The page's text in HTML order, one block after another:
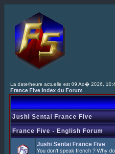
La date/heure actuelle est 09 Ao� 2026,
France Five Index du Forum
Jushi Sentai France Five
France Five - English Forum
Jushi Sentai France Five
You don't speak french ? Why